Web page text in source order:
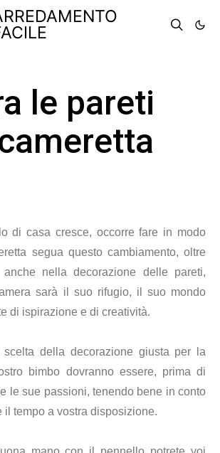
le pareti
di casa cresce, occorre fare in modo
segua questo cambiamento, oltre
anche nella decorazione delle pareti,
sarà il suo rifugio, il suo mondo
di ispirazione e di creatività.
della decorazione giusta per la
bimbo dovranno essere, prima di
le sue passioni, tenendo bene in conto
il tempo a vostra disposizione.